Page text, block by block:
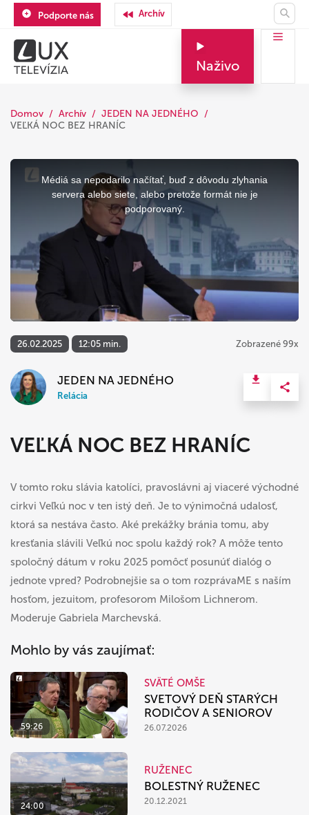
Podporte nás Archív
Naživo
Domov Archív
JEDEN NA JEDNÉHO
VEĽKÁ NOC BEZ HRANÍC
This
modal
Médiá sa nepodarilo načítať, buď z dôvodu zlyhania
servera alebo siete, alebo pretože formát nie je
podporovaný.
26.02.2025 12:05 min. Zobrazené 99x
JEDEN NA JEDNÉHO
Relácia
VEĽKÁ NOC BEZ HRANÍC
V tomto roku slávia katolíci, pravoslávni aj viaceré východné
cirkvi Veľkú noc v ten istý deň. Je to výnimočná udalosť,
ktorá sa nestáva často. Aké prekážky bránia tomu, aby
kresťania slávili Veľkú noc spolu každý rok? A môže tento
spoločný dátum v roku 2025 pomôcť posunúť dialóg o
jednote vpred? Podrobnejšie sa o tom rozprávaME s naším
hosťom, jezuitom, profesorom Milošom Lichnerom.
Moderuje Gabriela Marchevská.
Mohlo by vás zaujímať:
59:26
SVÄTÉ OMŠE
SVETOVÝ DEŇ STARÝCH
RODIČOV A SENIOROV
26.07.2026
24:00
RUŽENEC
BOLESTNÝ RUŽENEC
20.12.2021